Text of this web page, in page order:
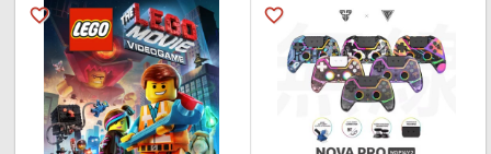
favorite_border
favorite_border